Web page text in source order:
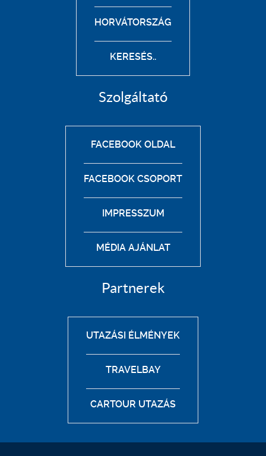
HORVÁTORSZÁG
KERESÉS..
Szolgáltató
FACEBOOK OLDAL
FACEBOOK CSOPORT
IMPRESSZUM
MÉDIA AJÁNLAT
Partnerek
UTAZÁSI ÉLMÉNYEK
TRAVELBAY
CARTOUR UTAZÁS